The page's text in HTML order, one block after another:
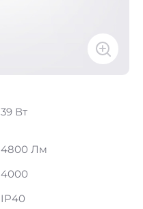
39 Вт
4800 Лм
4000
IP40